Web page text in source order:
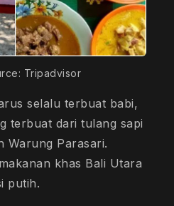
Tripadvisor
selalu terbuat babi,
terbuat dari tulang sapi
Warung Parasari.
khas Bali Utara
putih.